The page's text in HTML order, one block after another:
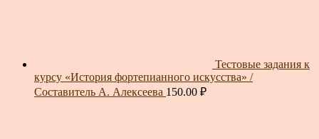
Тестовые задания к
курсу «История фортепианного искусства» /
Составитель А. Алексеева 150.00 ₽